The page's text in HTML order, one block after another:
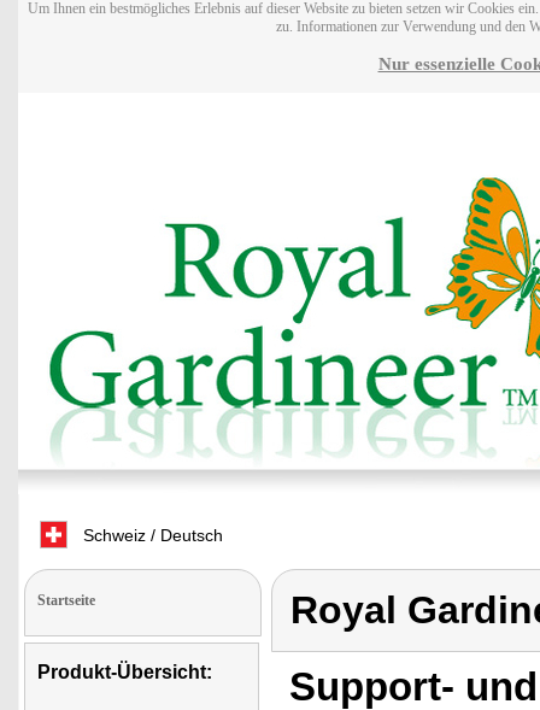
Um Ihnen ein bestmögliches Erlebnis auf dieser Website zu bieten setzen wir Cookies
zu. Informationen zur Verwendung und den
Nur essenzielle
Schweiz / Deutsch
Startseite
Produkt-Übersicht:
Royal
Support-